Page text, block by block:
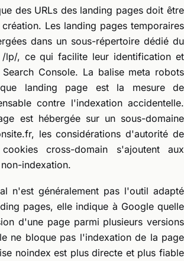
des URLs des landing pages doit être
Les landing pages temporaires
dans un sous-répertoire dédié du
lp/, ce qui facilite leur identification et
Console. La balise meta robots
landing page est la mesure de
contre l'indexation accidentelle.
est hébergée sur un sous-domaine
les considérations d'autorité de
cross-domain s'ajoutent aux
indexation.
n'est généralement pas l'outil adapté
pages, elle indique à Google quelle
d'une page parmi plusieurs versions
ne bloque pas l'indexation de la page
noindex est plus directe et plus fiable